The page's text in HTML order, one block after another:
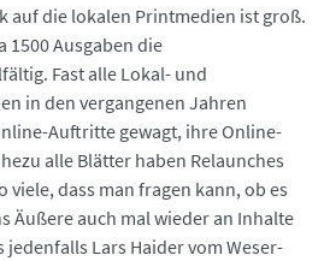
auf die lokalen Printmedien ist groß.
1500 Ausgaben die
Fast alle Lokal- und
in den vergangenen Jahren
Auftritte gewagt, ihre Online-
alle Blätter haben Relaunches
viele, dass man fragen kann, ob es
Äußere auch mal wieder an Inhalte
jedenfalls Lars Haider vom Weser-